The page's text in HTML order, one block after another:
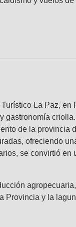
La Paz,
gastronomía
de la
ofreciendo
se convirtió
Provincia y la